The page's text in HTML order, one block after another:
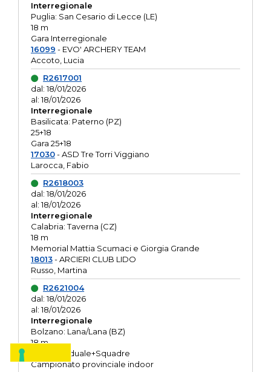
Interregionale
Puglia: San Cesario di Lecce (LE)
18 m
Gara Interregionale
16099 - EVO' ARCHERY TEAM
Accoto, Lucia
R2617001
dal: 18/01/2026
al: 18/01/2026
Interregionale
Basilicata: Paterno (PZ)
25+18
Gara 25+18
17030- ASD Tre Torri Viggiano
Larocca, Fabio
R2618003
dal: 18/01/2026
al: 18/01/2026
Interregionale
Calabria: Taverna (CZ)
18 m
Memorial Mattia Scumaci e Giorgia Grande
18013- ARCIERI CLUB LIDO
Russo, Martina
R2621004
dal: 18/01/2026
al: 18/01/2026
Interregionale
Bolzano: Lana/Lana (BZ)
18 m
O.R. Individuale+Squadre
Campionato provinciale indoor